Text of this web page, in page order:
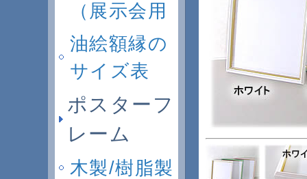
（展示会用
油絵額縁の
サイズ表
ポスターフ
レーム
木製/樹脂製